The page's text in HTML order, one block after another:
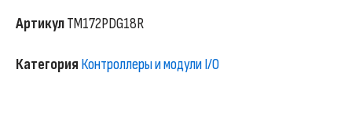
АртикулTM172PDG18R
Категория Контроллеры и модули I/O